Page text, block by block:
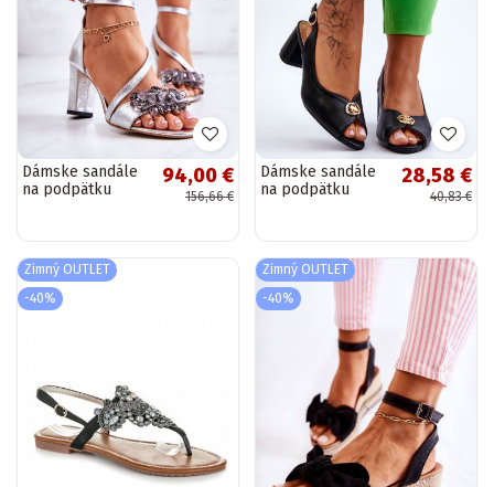
Dámske sandále
na podpätku
94,00 €
156,66 €
Dámske sandále
na podpätku
28,58 €
40,83 €
Zimný OUTLET
-40%
Zimný OUTLET
-40%